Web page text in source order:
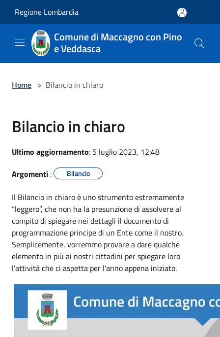
Regione Lombardia
Comune di Maccagno con Pino
e Veddasca
Home > Bilancio in chiaro
Bilancio in chiaro
Ultimo aggiornamento: 5 luglio 2023, 12:48
Argomenti : Bilancio
Il Bilancio in chiaro è uno strumento estremamente
“leggero”, che non ha la presunzione di assolvere al
compito di spiegare nei dettagli il documento di
programmazione principe di un Ente come il nostro.
Semplicemente, vorremmo provare a dare qualche
elemento in più ai nostri cittadini per spiegare loro
l’attività che ci aspetta per l’anno appena iniziato.